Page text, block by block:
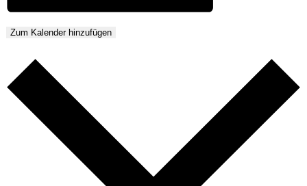
Zum Kalender hinzufügen